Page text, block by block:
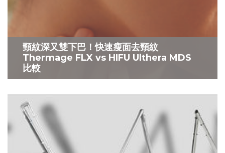
頸紋深又雙下巴！快速瘦面去頸紋
Thermage FLX vs HIFU Ulthera MDS
比較